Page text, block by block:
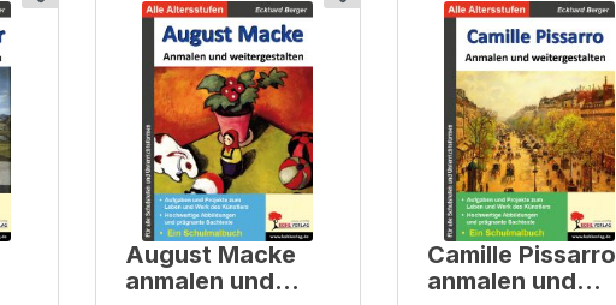
August Macke
anmalen und
Camille Pissarro
anmalen und